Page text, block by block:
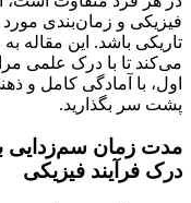
فیزیکی و زمان‌بندی مورد
تاریکی باشد. این مقاله
می‌کند تا با درک علمی
اول، با آمادگی کامل و
پشت سر بگذارید.
مدت زمان سم‌زدایی
درک فرآیند فیزیکی